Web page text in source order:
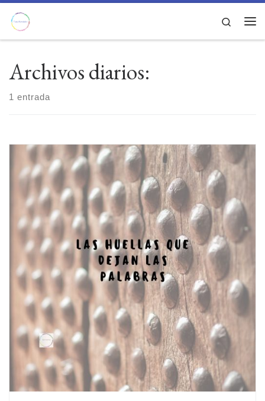
Saltar al contenido
Search
Archivos diarios:
1 entrada